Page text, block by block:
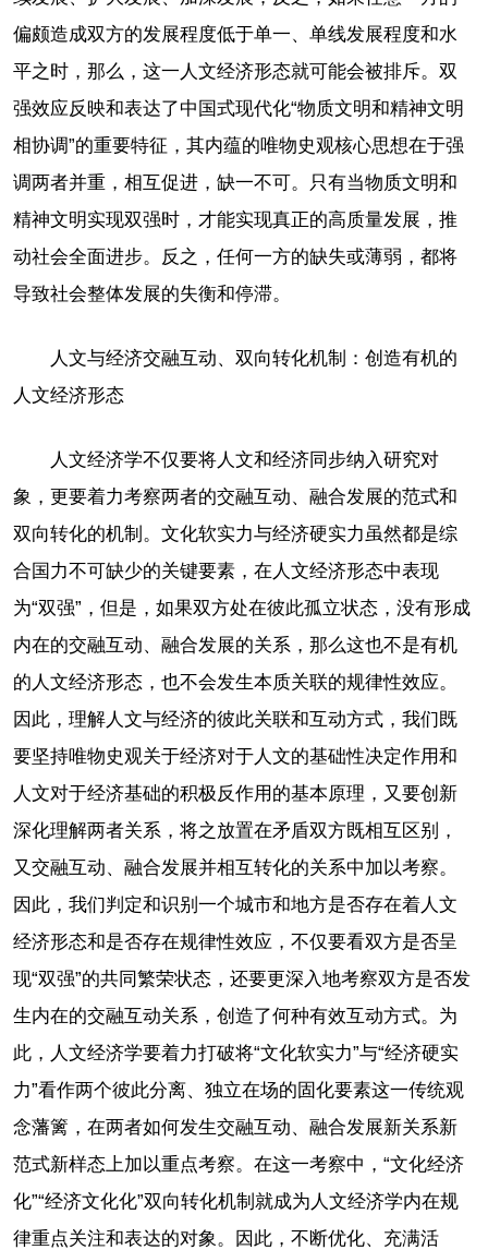
偏颇造成双方的发展程度低于单一、单线发展程度和水
平之时，那么，这一人文经济形态就可能会被排斥。双
强效应反映和表达了中国式现代化“物质文明和精神文明
相协调”的重要特征，其内蕴的唯物史观核心思想在于强
调两者并重，相互促进，缺一不可。只有当物质文明和
精神文明实现双强时，才能实现真正的高质量发展，推
动社会全面进步。反之，任何一方的缺失或薄弱，都将
导致社会整体发展的失衡和停滞。
人文与经济交融互动、双向转化机制：创造有机的
人文经济形态
人文经济学不仅要将人文和经济同步纳入研究对
象，更要着力考察两者的交融互动、融合发展的范式和
双向转化的机制。文化软实力与经济硬实力虽然都是综
合国力不可缺少的关键要素，在人文经济形态中表现
为“双强”，但是，如果双方处在彼此孤立状态，没有形成
内在的交融互动、融合发展的关系，那么这也不是有机
的人文经济形态，也不会发生本质关联的规律性效应。
因此，理解人文与经济的彼此关联和互动方式，我们既
要坚持唯物史观关于经济对于人文的基础性决定作用和
人文对于经济基础的积极反作用的基本原理，又要创新
深化理解两者关系，将之放置在矛盾双方既相互区别，
又交融互动、融合发展并相互转化的关系中加以考察。
因此，我们判定和识别一个城市和地方是否存在着人文
经济形态和是否存在规律性效应，不仅要看双方是否呈
现“双强”的共同繁荣状态，还要更深入地考察双方是否发
生内在的交融互动关系，创造了何种有效互动方式。为
此，人文经济学要着力打破将“文化软实力”与“经济硬实
力”看作两个彼此分离、独立在场的固化要素这一传统观
念藩篱，在两者如何发生交融互动、融合发展新关系新
范式新样态上加以重点考察。在这一考察中，“文化经济
化”“经济文化化”双向转化机制就成为人文经济学内在规
律重点关注和表达的对象。因此，不断优化、充满活